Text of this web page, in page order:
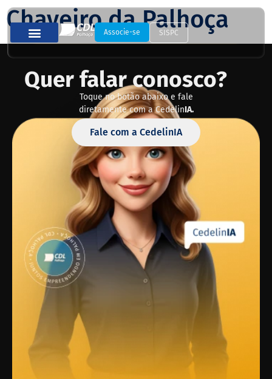
Associe-se SISPC
Chaveiro da Palhoça
Quer falar conosco?
Toque no botão abaixo e fale
diretamente com a CedelinIA.
Fale com a CedelinIA